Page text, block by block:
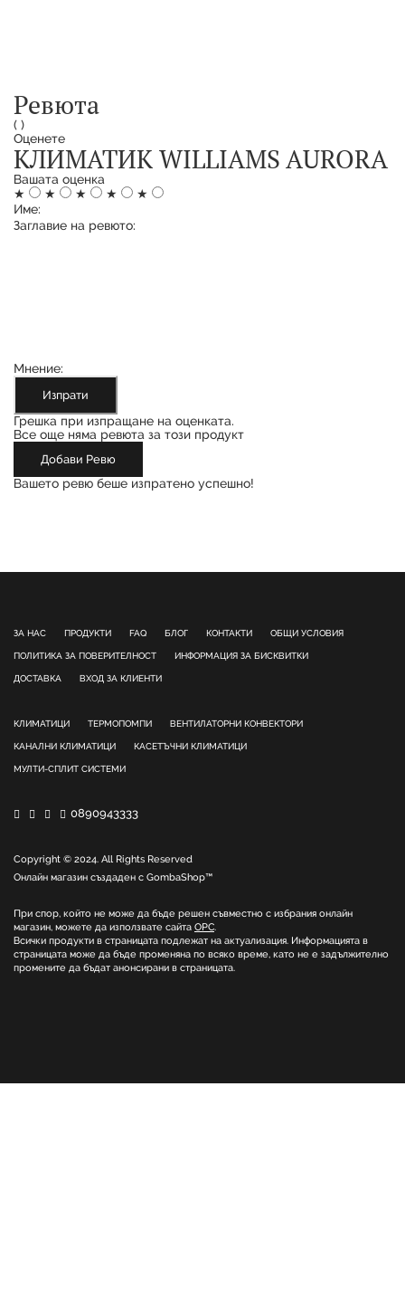
Ревюта
( )
Оценете
КЛИМАТИК WILLIAMS AURORA
Вашата оценка
★
★ ★ ★
★
Име:
Заглавие на ревюто:
Мнение:
Изпрати
Грешка при изпращане на оценката.
Все още няма ревюта за този продукт
Добави Ревю
Вашето ревю беше изпратено успешно!
ЗА НАС ПРОДУКТИ FAQ БЛОГ КОНТАКТИ ОБЩИ УСЛОВИЯ
ПОЛИТИКА ЗА ПОВЕРИТЕЛНОСТ ИНФОРМАЦИЯ ЗА БИСКВИТКИ
ДОСТАВКА ВХОД ЗА КЛИЕНТИ
КЛИМАТИЦИ ТЕРМОПОМПИ ВЕНТИЛАТОРНИ КОНВЕКТОРИ
КАНАЛНИ КЛИМАТИЦИ КАСЕТЪЧНИ КЛИМАТИЦИ
МУЛТИ-СПЛИТ СИСТЕМИ
0890943333
Copyright © 2024. All Rights Reserved
Онлайн магазин създаден с GombaShop™
При спор, който не може да бъде решен съвместно с избрания онлайн
магазин, можете да използвате сайта ОРС.
Всички продукти в страницата подлежат на актуализация. Информацията в
страницата може да бъде променяна по всяко време, като не е задължително
промените да бъдат анонсирани в страницата.